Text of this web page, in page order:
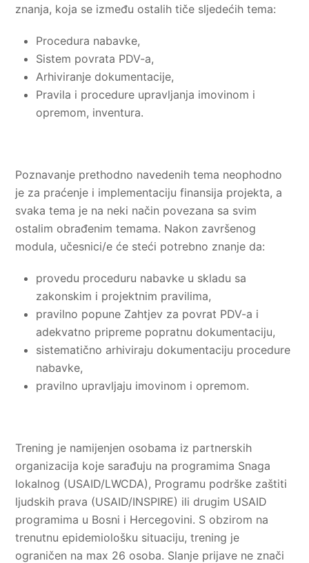
znanja, koja se između ostalih tiče sljedećih tema:
Procedura nabavke,
Sistem povrata PDV-a,
Arhiviranje dokumentacije,
Pravila i procedure upravljanja imovinom i
opremom, inventura.
Poznavanje prethodno navedenih tema neophodno
je za praćenje i implementaciju finansija projekta, a
svaka tema je na neki način povezana sa svim
ostalim obrađenim temama. Nakon završenog
modula, učesnici/e će steći potrebno znanje da:
provedu proceduru nabavke u skladu sa
zakonskim i projektnim pravilima,
pravilno popune Zahtjev za povrat PDV-a i
adekvatno pripreme popratnu dokumentaciju,
sistematično arhiviraju dokumentaciju procedure
nabavke,
pravilno upravljaju imovinom i opremom.
Trening je namijenjen osobama iz partnerskih
organizacija koje sarađuju na programima Snaga
lokalnog (USAID/LWCDA), Programu podrške zaštiti
ljudskih prava (USAID/INSPIRE) ili drugim USAID
programima u Bosni i Hercegovini. S obzirom na
trenutnu epidemiološku situaciju, trening je
ograničen na max 26 osoba. Slanje prijave ne znači